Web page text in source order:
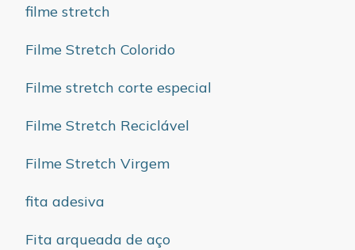
filme stretch
Filme Stretch Colorido
Filme stretch corte especial
Filme Stretch Reciclável
Filme Stretch Virgem
fita adesiva
Fita arqueada de aço